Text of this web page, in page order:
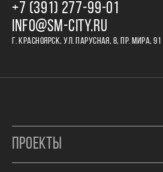
+7 (391) 277‒99‒01
INFO@SM-CITY.RU
Г. КРАСНОЯРСК, УЛ. ПАРУСНАЯ, 8, ПР. МИРА, 91
ПРОЕКТЫ